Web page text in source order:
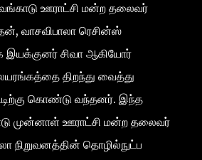
ஊராட்சி மன்ற தலைவர்
வாசவிபாலா ரெசின்ஸ்
இயக்குனர் சிவா ஆகியோர்
திறந்து வைத்து
கொண்டு வந்தனர். இந்த
முன்னாள் ஊராட்சி மன்ற தலைவர்
நிறுவனத்தின் தொழில்நுட்ப